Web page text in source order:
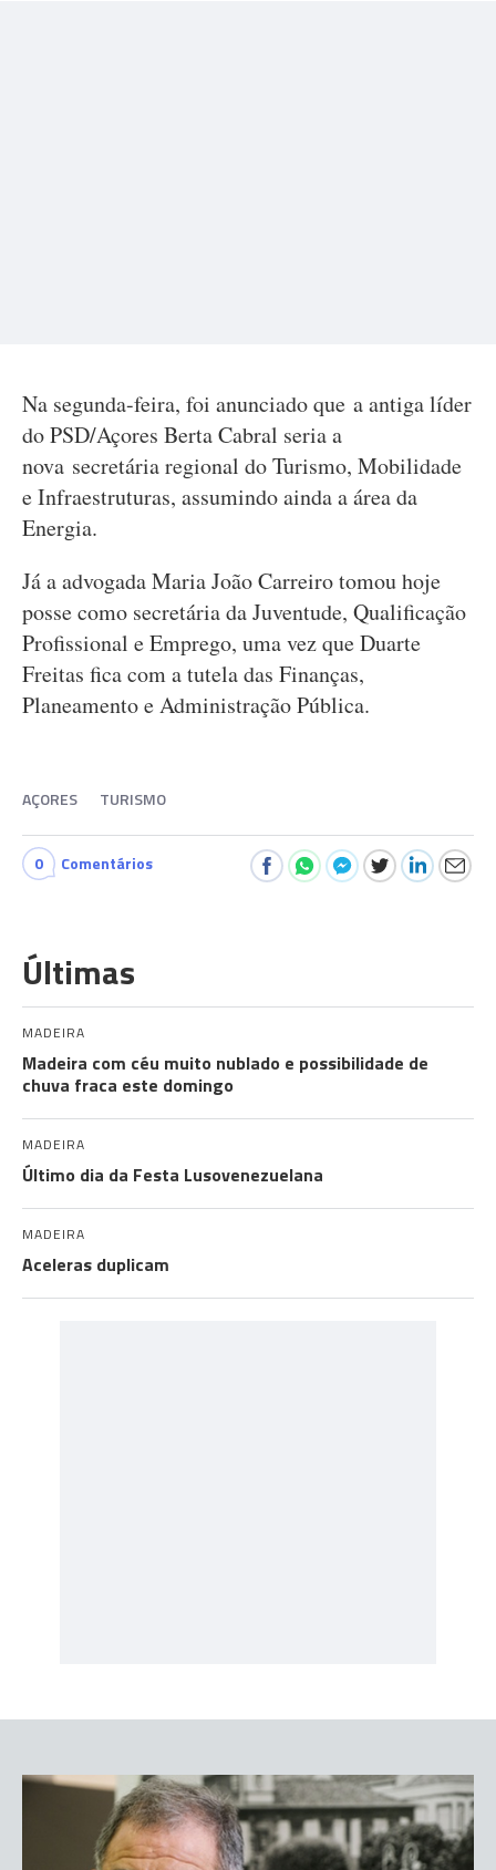
Na segunda-feira, foi anunciado que a antiga líder
do PSD/Açores Berta Cabral seria a
nova secretária regional do Turismo, Mobilidade
e Infraestruturas, assumindo ainda a área da
Energia.
Já a advogada Maria João Carreiro tomou hoje
posse como secretária da Juventude, Qualificação
Profissional e Emprego, uma vez que Duarte
Freitas fica com a tutela das Finanças,
Planeamento e Administração Pública.
AÇORES TURISMO
0 Comentários
Últimas
MADEIRA
Madeira com céu muito nublado e possibilidade de
chuva fraca este domingo
MADEIRA
Último dia da Festa Lusovenezuelana
MADEIRA
Aceleras duplicam